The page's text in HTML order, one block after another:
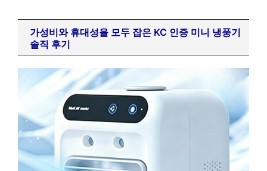
가성비와 휴대성을 모두 잡은 KC 인증 미니 냉풍기
솔직 후기